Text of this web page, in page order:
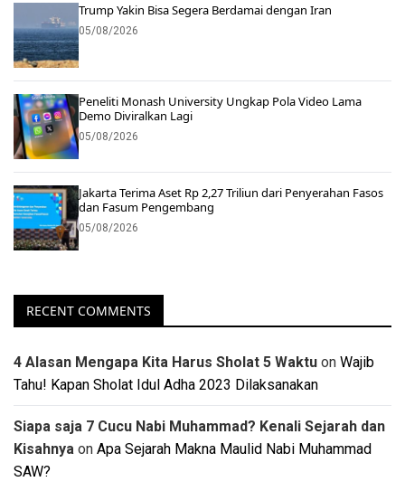
Trump Yakin Bisa Segera Berdamai dengan Iran
05/08/2026
Peneliti Monash University Ungkap Pola Video Lama
Demo Diviralkan Lagi
05/08/2026
Jakarta Terima Aset Rp 2,27 Triliun dari Penyerahan Fasos
dan Fasum Pengembang
05/08/2026
RECENT COMMENTS
4 Alasan Mengapa Kita Harus Sholat 5 Waktu on Wajib
Tahu! Kapan Sholat Idul Adha 2023 Dilaksanakan
Siapa saja 7 Cucu Nabi Muhammad? Kenali Sejarah dan
Kisahnya on Apa Sejarah Makna Maulid Nabi Muhammad
SAW?